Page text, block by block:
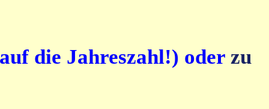
die Jahreszahl!) oder zu